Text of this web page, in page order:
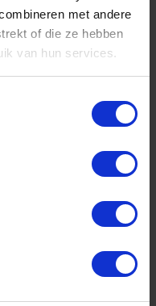
met andere
of die ze hebben
van hun services.